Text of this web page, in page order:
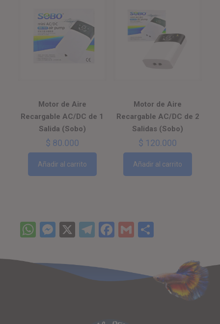
Motor de Aire
Recargable AC/DC de 1
Salida (Sobo)
$ 80.000
Añadir al carrito
Motor de Aire
Recargable AC/DC de 2
Salidas (Sobo)
$ 120.000
Añadir al carrito
WhatsApp
Messenger
X Telegram
Facebook
Gmail